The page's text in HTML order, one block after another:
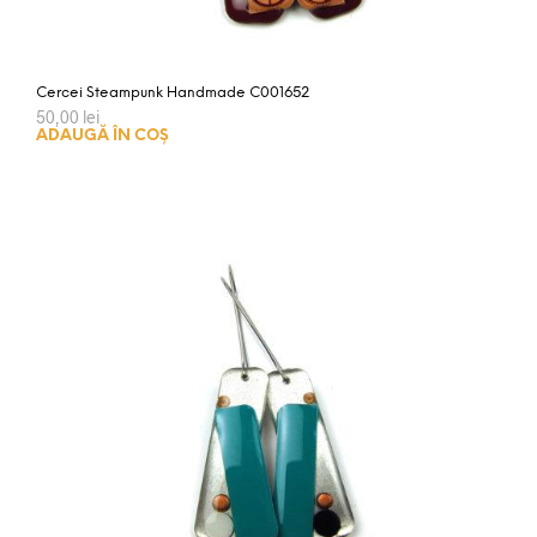
Cercei Steampunk Handmade C001652
50,00 lei
ADAUGĂ ÎN COȘ